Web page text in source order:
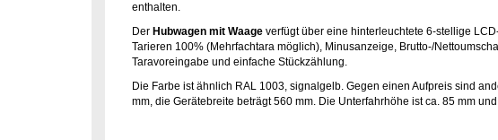
enthalten.
Der Hubwagen mit Waage verfügt über eine hinterleuchtete 6-stellige
Tarieren 100% (Mehrfachtara möglich), Minusanzeige, Brutto-/
Taravoreingabe und einfache Stückzählung.
Die Farbe ist ähnlich RAL 1003, signalgelb. Gegen einen Aufpreis sind
mm, die Gerätebreite beträgt 560 mm. Die Unterfahrhöhe ist ca. 85 mm